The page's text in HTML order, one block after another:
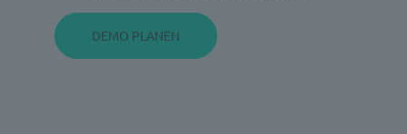
DEMO PLANEN